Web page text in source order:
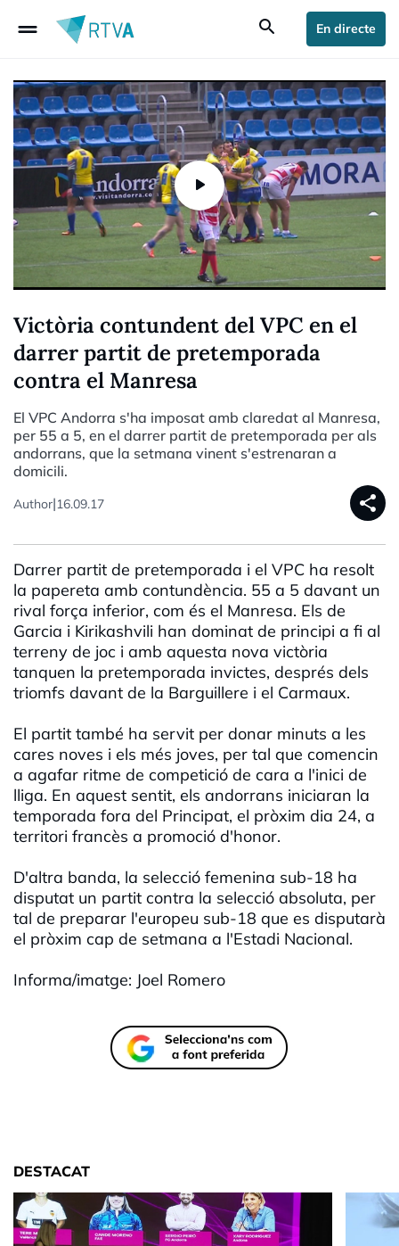
drag_handle search En directe
Victòria contundent del VPC en el
darrer partit de pretemporada
contra el Manresa
El VPC Andorra s'ha imposat amb claredat al Manresa,
per 55 a 5, en el darrer partit de pretemporada per als
andorrans, que la setmana vinent s'estrenaran a
domicili.
Author|16.09.17 share
Darrer partit de pretemporada i el VPC ha resolt
la papereta amb contundència. 55 a 5 davant un
rival força inferior, com és el Manresa. Els de
Garcia i Kirikashvili han dominat de principi a fi al
terreny de joc i amb aquesta nova victòria
tanquen la pretemporada invictes, després dels
triomfs davant de la Barguillere i el Carmaux.
El partit també ha servit per donar minuts a les
cares noves i els més joves, per tal que comencin
a agafar ritme de competició de cara a l'inici de
lliga. En aquest sentit, els andorrans iniciaran la
temporada fora del Principat, el pròxim dia 24, a
territori francès a promoció d'honor.
D'altra banda, la selecció femenina sub-18 ha
disputat un partit contra la selecció absoluta, per
tal de preparar l'europeu sub-18 que es disputarà
el pròxim cap de setmana a l'Estadi Nacional.
Informa/imatge: Joel Romero
DESTACAT